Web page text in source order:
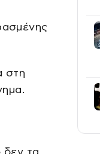
στη